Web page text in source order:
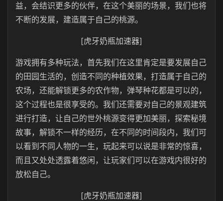
益，会结识更多的伙伴，在这个美丽的场景，我们也将
不断的发展，建造属于自己的桃源。
[虎牙奶瓶加速器]
游戏拥有多种玩法，首先我们在这里肯定是要发展自己
的田园生活的，创造不同的种植效果，打造属于自己的
农场，还能解锁更多的农作物，弹琴种花都是可以的，
这个过程也是很享受的。我们还需要对自己的景观建筑
进行打造，让自己的世外桃源变得更加美丽，探索秘境
故事，解锁不一样的经历，在不同的时间段内，我们可
以看到不同人物的一生，玩起来可以说是非常的惊喜，
而且又处处透露着悠闲，让玩家们可以在游戏内很好的
放松自己。
[虎牙奶瓶加速器]